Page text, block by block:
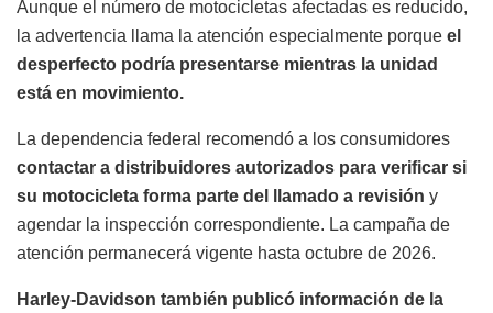
Aunque el número de motocicletas afectadas es reducido,
la advertencia llama la atención especialmente porque el
desperfecto podría presentarse mientras la unidad
está en movimiento.
La dependencia federal recomendó a los consumidores
contactar a distribuidores autorizados para verificar si
su motocicleta forma parte del llamado a revisión y
agendar la inspección correspondiente. La campaña de
atención permanecerá vigente hasta octubre de 2026.
Harley-Davidson también publicó información de la